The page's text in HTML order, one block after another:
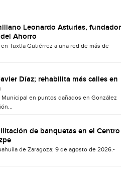
Leonardo Asturias, fundador
Ahorro
en Tuxtla Gutiérrez a una red de más de
Díaz; rehabilita más calles en
Municipal en puntos dañados en González
de banquetas en el Centro
de Zaragoza; 9 de agosto de 2026.-